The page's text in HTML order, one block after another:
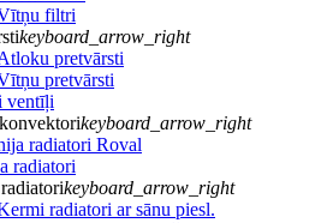
filtri
keyboard_arrow_right
pretvārsti
pretvārsti
ventīļi
keyboard_arrow_right
radiatori Roval
radiatori
keyboard_arrow_right
radiatori ar sānu piesl.